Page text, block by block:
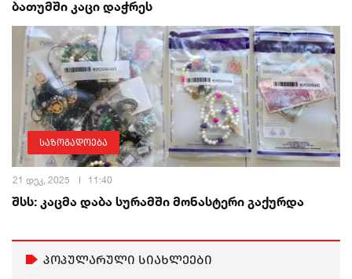
ბათუმში კაცი დაჭრეს
საზოგადოება
21 დეკ, 2025 11:40
შსს: კაცმა დაბა სურამში მონასტერი გაქურდა
პოპულარული სიახლეები